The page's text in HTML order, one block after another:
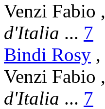
Venzi Fabio ,
d'Italia ... 7
Bindi Rosy ,
Venzi Fabio ,
d'Italia ... 7